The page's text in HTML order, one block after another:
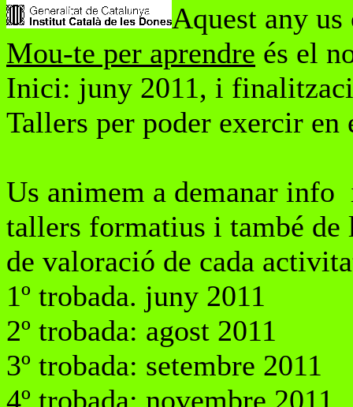
Aquest any
Mou-te per aprendre és el
Inici: juny 2011, i
Tallers per poder exercir
Us animem a demanar info
tallers formatius i també de
de valoració de cada
1º trobada. juny 2011
2º trobada: agost 2011
3º trobada: setembre 2011
4º trobada: novembre 2011